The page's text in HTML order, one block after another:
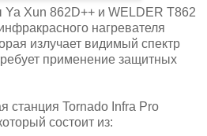
Xun 862D++ и WELDER T862
нагревателя
излучает видимый спектр
применение защитных
станция Tornado Infra Pro
состоит из: